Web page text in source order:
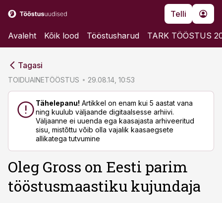
Telli
Avaleht Kõik lood Tööstusharud TARK TÖÖSTUS
Tagasi
TOIDUAINETÖÖSTUS 29.08.14, 10:53
Tähelepanu! Artikkel on enam kui 5 aastat vana
ning kuulub väljaande digitaalsesse arhiivi.
Väljaanne ei uuenda ega kaasajasta arhiveeritud
sisu, mistõttu võib olla vajalik kaasaegsete
allikatega tutvumine
Oleg Gross on Eesti parim
tööstusmaastiku kujundaja